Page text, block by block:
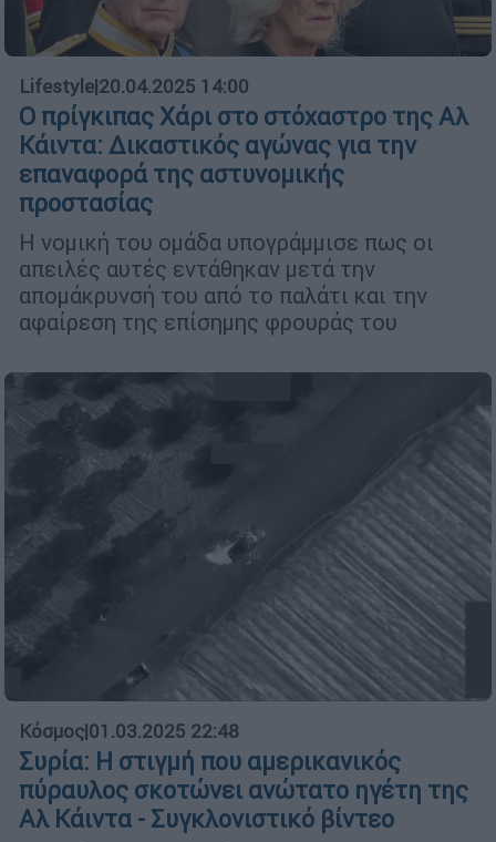
Lifestyle|20.04.2025 14:00
Ο πρίγκιπας Χάρι στο στόχαστρο της Αλ
Κάιντα: Δικαστικός αγώνας για την
επαναφορά της αστυνομικής
προστασίας
Η νομική του ομάδα υπογράμμισε πως οι
απειλές αυτές εντάθηκαν μετά την
απομάκρυνσή του από το παλάτι και την
αφαίρεση της επίσημης φρουράς του
Κόσμος|01.03.2025 22:48
Συρία: Η στιγμή που αμερικανικός
πύραυλος σκοτώνει ανώτατο ηγέτη της
Αλ Κάιντα - Συγκλονιστικό βίντεο